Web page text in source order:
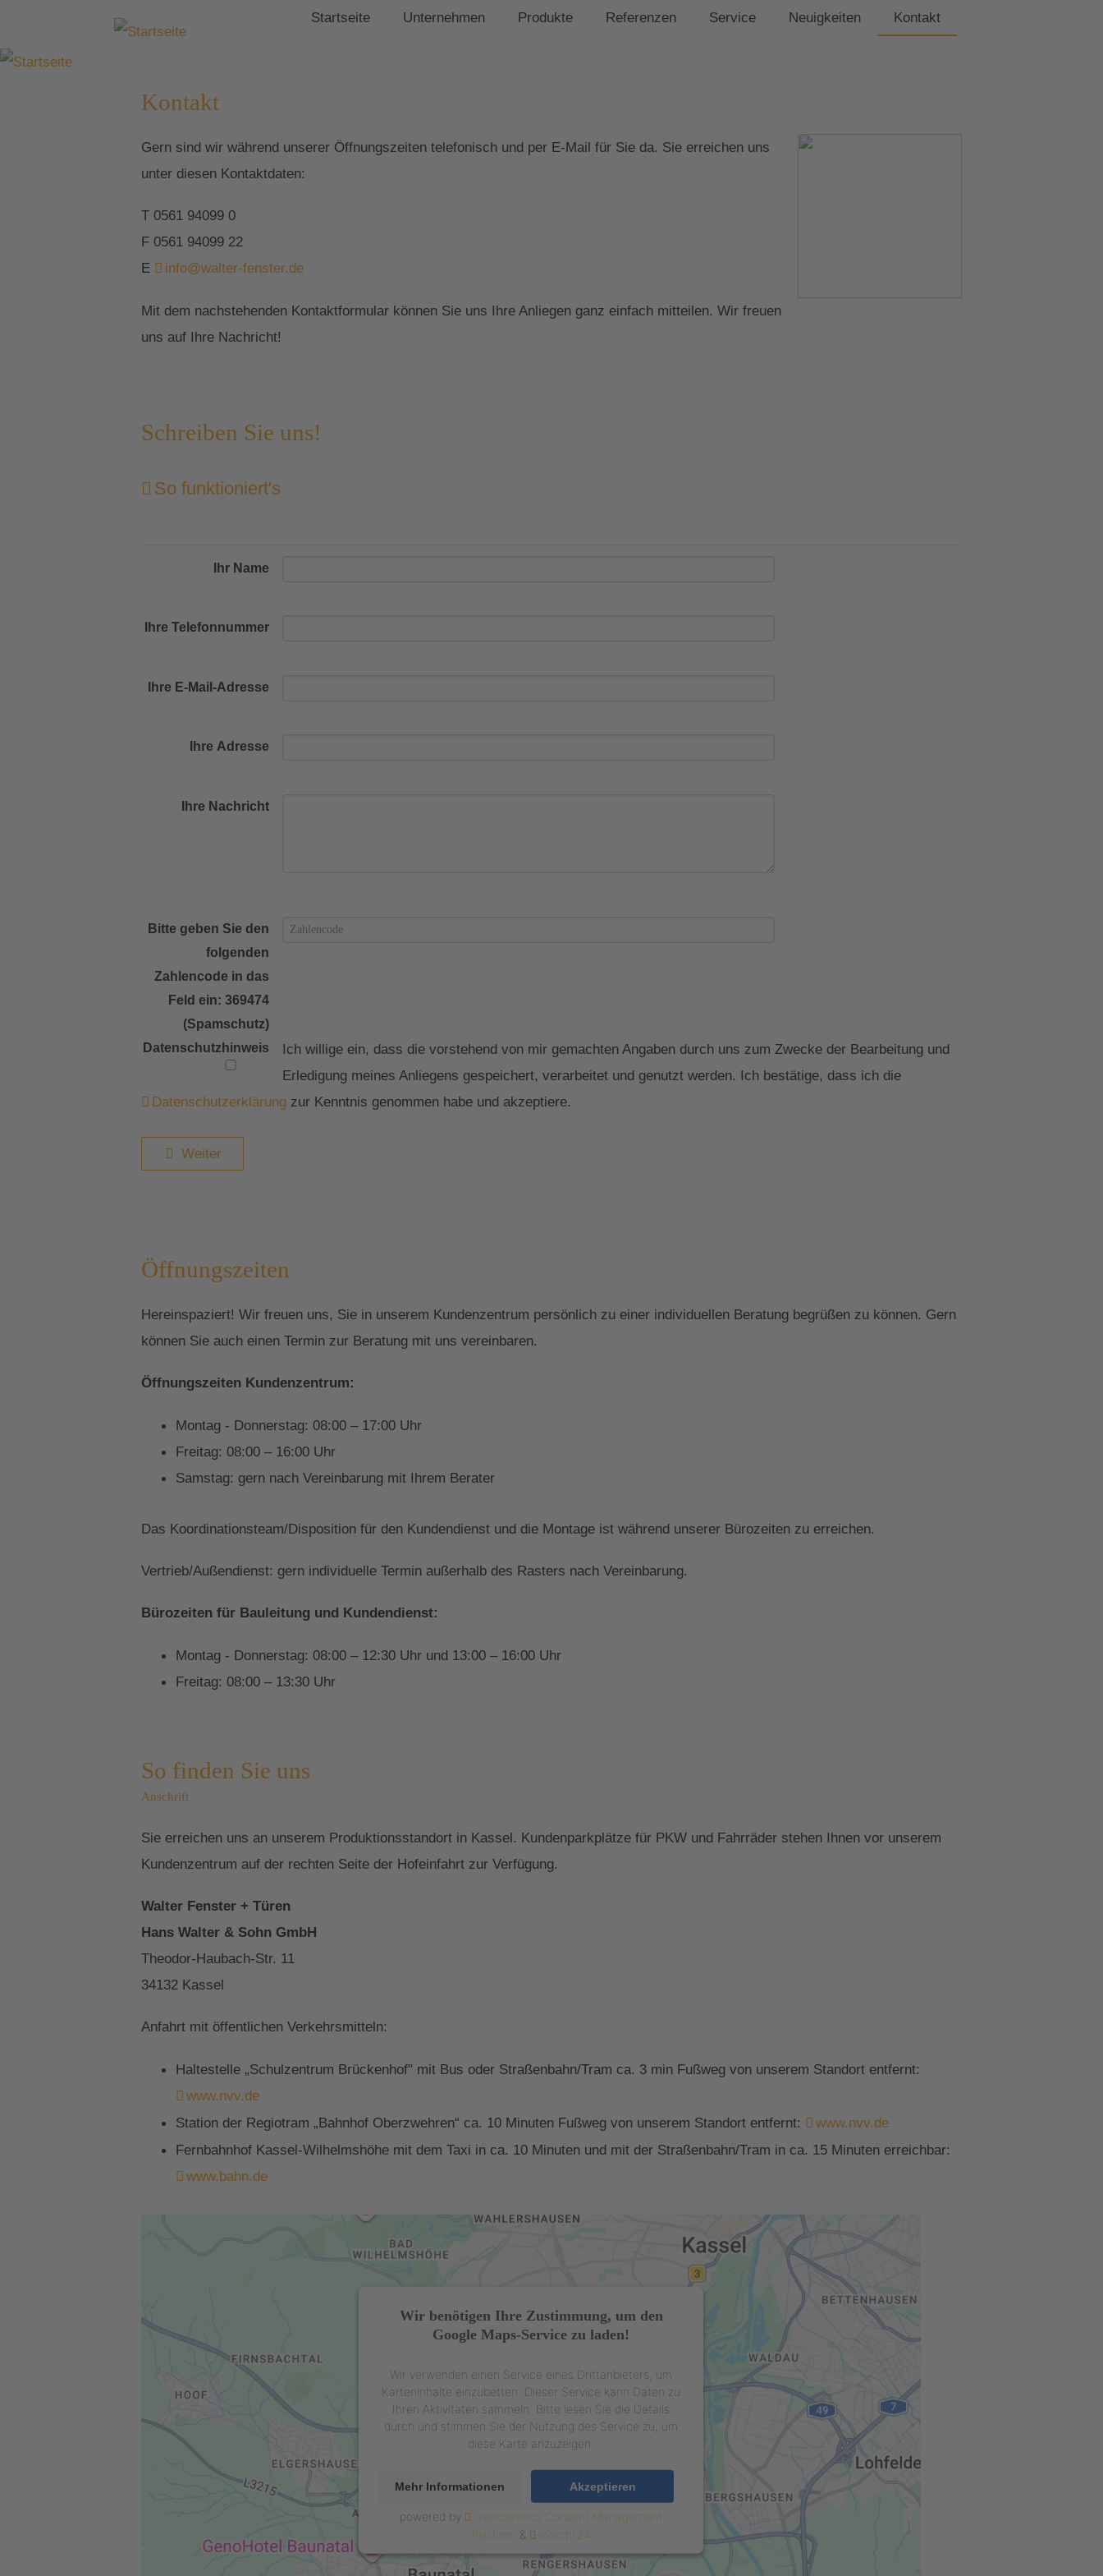
Startseite Unternehmen Produkte Referenzen Service Neuigkeiten Kontakt
Kontakt
Gern sind wir während unserer Öffnungszeiten telefonisch und per E-Mail für Sie da. Sie erreichen uns
unter diesen Kontaktdaten:
T 0561 94099 0
F 0561 94099 22
E
info@walter-fenster.de
Mit dem nachstehenden Kontaktformular können Sie uns Ihre Anliegen ganz einfach mitteilen. Wir freuen
uns auf Ihre Nachricht!
Schreiben Sie uns!
So funktioniert's
Ihr Name
Ihre Telefonnummer
Ihre E-Mail-Adresse
Ihre Adresse
Ihre Nachricht
Bitte geben Sie den
folgenden
Zahlencode in das
Feld ein: 369474
(Spamschutz)
Datenschutzhinweis
Ich willige ein, dass die vorstehend von mir gemachten Angaben durch uns zum Zwecke der Bearbeitung und
Erledigung meines Anliegens gespeichert, verarbeitet und genutzt werden. Ich bestätige, dass ich die
Datenschutzerklärungzur Kenntnis genommen habe und akzeptiere.
Weiter
Öffnungszeiten
Hereinspaziert! Wir freuen uns, Sie in unserem Kundenzentrum persönlich zu einer individuellen Beratung begrüßen zu können. Gern
können Sie auch einen Termin zur Beratung mit uns vereinbaren.
Öffnungszeiten Kundenzentrum:
Montag - Donnerstag: 08:00 – 17:00 Uhr
Freitag: 08:00 – 16:00 Uhr
Samstag: gern nach Vereinbarung mit Ihrem Berater
Das Koordinationsteam/Disposition für den Kundendienst und die Montage ist während unserer Bürozeiten zu erreichen.
Vertrieb/Außendienst: gern individuelle Termin außerhalb des Rasters nach Vereinbarung.
Bürozeiten für Bauleitung und Kundendienst:
Montag - Donnerstag: 08:00 – 12:30 Uhr und 13:00 – 16:00 Uhr
Freitag: 08:00 – 13:30 Uhr
So finden Sie uns
Anschrift
Sie erreichen uns an unserem Produktionsstandort in Kassel. Kundenparkplätze für PKW und Fahrräder stehen Ihnen vor unserem
Kundenzentrum auf der rechten Seite der Hofeinfahrt zur Verfügung.
Walter Fenster + Türen
Hans Walter & Sohn GmbH
Theodor-Haubach-Str. 11
34132 Kassel
Anfahrt mit öffentlichen Verkehrsmitteln:
Haltestelle „Schulzentrum Brückenhof" mit Bus oder Straßenbahn/Tram ca. 3 min Fußweg von unserem Standort entfernt:
www.nvv.de
Station der Regiotram „Bahnhof Oberzwehren“ ca. 10 Minuten Fußweg von unserem Standort entfernt:
www.nvv.de
Fernbahnhof Kassel-Wilhelmshöhe mit dem Taxi in ca. 10 Minuten und mit der Straßenbahn/Tram in ca. 15 Minuten erreichbar:
www.bahn.de
Wir benötigen Ihre Zustimmung, um den
Google Maps-Service zu laden!
Wir verwenden einen Service eines Drittanbieters, um
Karteninhalte einzubetten. Dieser Service kann Daten zu
Ihren Aktivitäten sammeln. Bitte lesen Sie die Details
durch und stimmen Sie der Nutzung des Service zu, um
diese Karte anzuzeigen.
Mehr Informationen Akzeptieren
powered by
Usercentrics Consent Management
Platform & eRecht24